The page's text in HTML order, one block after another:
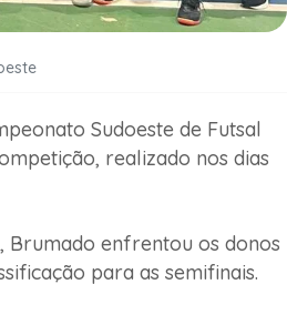
Sudoeste de Futsal
realizado nos dias
Brumado enfrentou os donos
para as semifinais.